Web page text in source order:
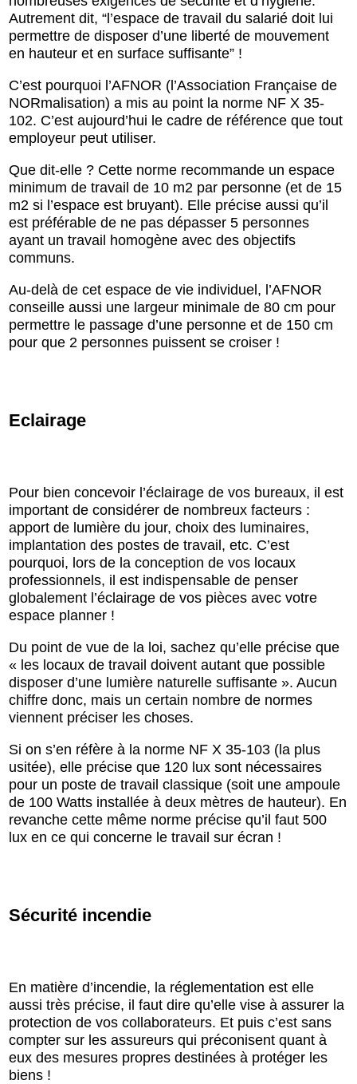
Autrement dit, “l’espace de travail du salarié doit lui
permettre de disposer d’une liberté de mouvement
en hauteur et en surface suffisante” !
C’est pourquoi l’AFNOR (l’Association Française de
NORmalisation) a mis au point la norme NF X 35-
102. C’est aujourd’hui le cadre de référence que tout
employeur peut utiliser.
Que dit-elle ? Cette norme recommande un espace
minimum de travail de 10 m2 par personne (et de 15
m2 si l’espace est bruyant). Elle précise aussi qu’il
est préférable de ne pas dépasser 5 personnes
ayant un travail homogène avec des objectifs
communs.
Au-delà de cet espace de vie individuel, l’AFNOR
conseille aussi une largeur minimale de 80 cm pour
permettre le passage d’une personne et de 150 cm
pour que 2 personnes puissent se croiser !
Eclairage
Pour bien concevoir l’éclairage de vos bureaux, il est
important de considérer de nombreux facteurs :
apport de lumière du jour, choix des luminaires,
implantation des postes de travail, etc. C’est
pourquoi, lors de la conception de vos locaux
professionnels, il est indispensable de penser
globalement l’éclairage de vos pièces avec votre
espace planner !
Du point de vue de la loi, sachez qu’elle précise que
« les locaux de travail doivent autant que possible
disposer d’une lumière naturelle suffisante ». Aucun
chiffre donc, mais un certain nombre de normes
viennent préciser les choses.
Si on s’en réfère à la norme NF X 35-103 (la plus
usitée), elle précise que 120 lux sont nécessaires
pour un poste de travail classique (soit une ampoule
de 100 Watts installée à deux mètres de hauteur). En
revanche cette même norme précise qu’il faut 500
lux en ce qui concerne le travail sur écran !
Sécurité incendie
En matière d’incendie, la réglementation est elle
aussi très précise, il faut dire qu’elle vise à assurer la
protection de vos collaborateurs. Et puis c’est sans
compter sur les assureurs qui préconisent quant à
eux des mesures propres destinées à protéger les
biens !